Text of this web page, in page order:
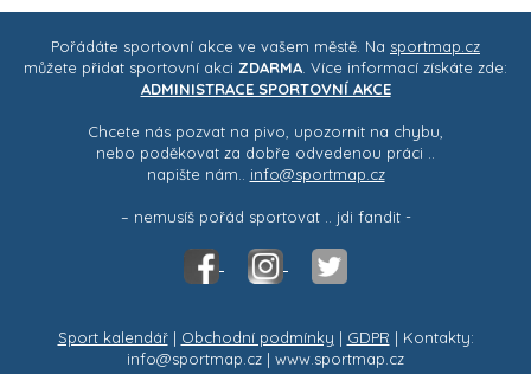
Pořádáte sportovní akce ve vašem městě. Na sportmap.cz
můžete přidat sportovní akci ZDARMA . Více informací získáte zde:
ADMINISTRACE SPORTOVNÍ AKCE
Chcete nás pozvat na pivo, upozornit na chybu,
nebo poděkovat za dobře odvedenou práci ..
napište nám.. info@sportmap.cz
– nemusíš pořád sportovat .. jdi fandit -
Sport kalendář| Obchodní podmínky | GDPR | Kontakty:
info@sportmap.cz | www.sportmap.cz